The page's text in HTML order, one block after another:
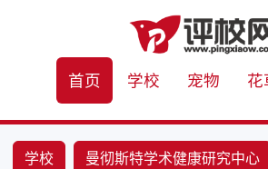
首页 学校 宠物 花
学校 曼彻斯特学术健康研究中心